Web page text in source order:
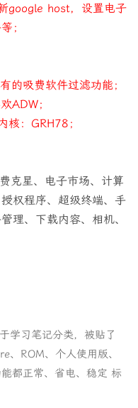
google host，设置电子
；
的吸费软件过滤功能；
ADW；
：GRH78；
克星、电子市场、计算
权程序、超级终端、手
理、下载内容、相机、
学习笔记分类，被贴了
、 ROM、 个人使用版、
都正常、 省电、 稳定 标